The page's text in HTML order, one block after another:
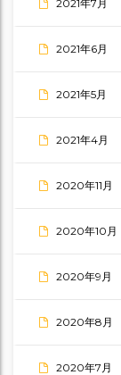
2021年7月
2021年6月
2021年5月
2021年4月
2020年11月
2020年10月
2020年9月
2020年8月
2020年7月